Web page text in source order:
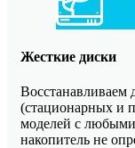
Жесткие диски
Восстанавливаем
(стационарных и
моделей с
накопитель не